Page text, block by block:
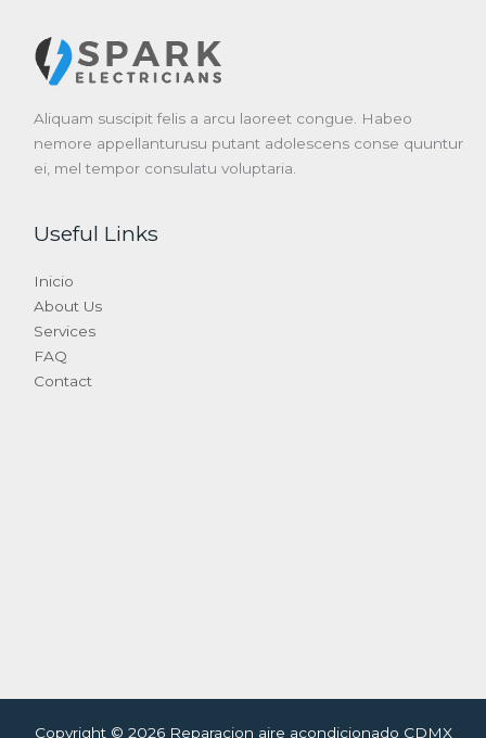
Aliquam suscipit felis a arcu laoreet congue. Habeo
nemore appellanturusu putant adolescens conse quuntur
ei, mel tempor consulatu voluptaria.
Useful Links
Inicio
About Us
Services
FAQ
Contact
Copyright © 2026 Reparacion aire acondicionado CDMX